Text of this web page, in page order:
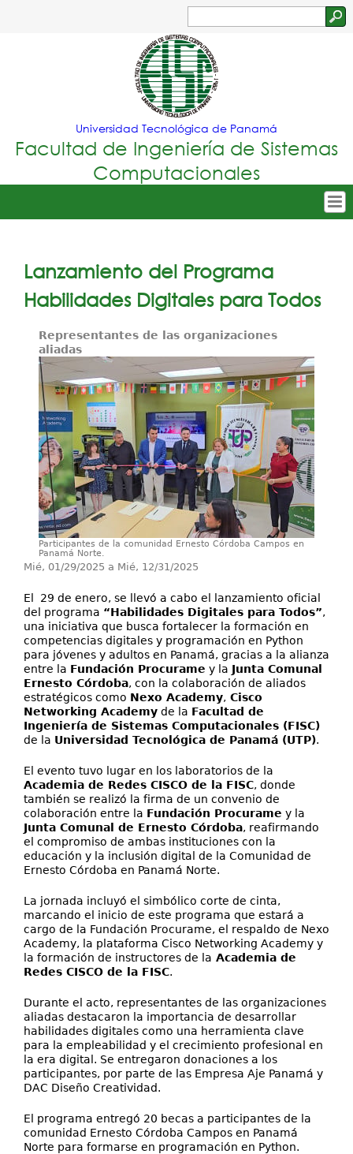
Jump to navigation
Formulario
de
búsqueda
Universidad Tecnológica de Panamá
Facultad de Ingeniería de Sistemas
Computacionales
Menu
Principal
Nuestra Facultad
Oferta Académica
Investigación
Servicios
Lanzamiento del Programa
Habilidades Digitales para Todos
Representantes de las organizaciones
aliadas
Participantes de la comunidad Ernesto Córdoba Campos en
Panamá Norte.
Mié, 01/29/2025 a Mié, 12/31/2025
El 29 de enero, se llevó a cabo el lanzamiento oficial
del programa “Habilidades Digitales para Todos”,
una iniciativa que busca fortalecer la formación en
competencias digitales y programación en Python
para jóvenes y adultos en Panamá, gracias a la alianza
entre la Fundación Procurame y la Junta Comunal
Ernesto Córdoba, con la colaboración de aliados
estratégicos como Nexo Academy, Cisco
Networking Academy de la Facultad de
Ingeniería de Sistemas Computacionales (FISC)
de la Universidad Tecnológica de Panamá (UTP).
El evento tuvo lugar en los laboratorios de la
Academia de Redes CISCO de la FISC, donde
también se realizó la firma de un convenio de
colaboración entre la Fundación Procurame y la
Junta Comunal de Ernesto Córdoba, reafirmando
el compromiso de ambas instituciones con la
educación y la inclusión digital de la Comunidad de
Ernesto Córdoba en Panamá Norte.
La jornada incluyó el simbólico corte de cinta,
marcando el inicio de este programa que estará a
cargo de la Fundación Procurame, el respaldo de Nexo
Academy, la plataforma Cisco Networking Academy y
la formación de instructores de la Academia de
Redes CISCO de la FISC.
Durante el acto, representantes de las organizaciones
aliadas destacaron la importancia de desarrollar
habilidades digitales como una herramienta clave
para la empleabilidad y el crecimiento profesional en
la era digital. Se entregaron donaciones a los
participantes, por parte de las Empresa Aje Panamá y
DAC Diseño Creatividad.
El programa entregó 20 becas a participantes de la
comunidad Ernesto Córdoba Campos en Panamá
Norte para formarse en programación en Python.